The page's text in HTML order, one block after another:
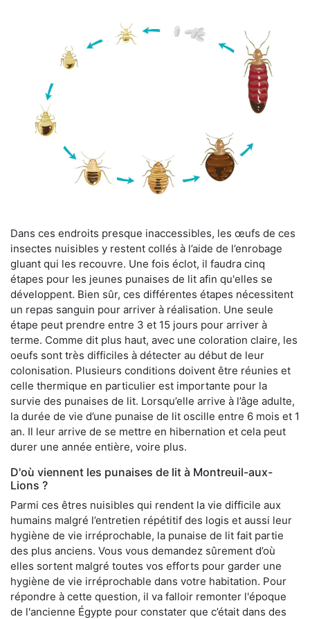
Dans ces endroits presque inaccessibles, les œufs de ces
insectes nuisibles y restent collés à l’aide de l’enrobage
gluant qui les recouvre. Une fois éclot, il faudra cinq
étapes pour les jeunes punaises de lit afin qu'elles se
développent. Bien sûr, ces différentes étapes nécessitent
un repas sanguin pour arriver à réalisation. Une seule
étape peut prendre entre 3 et 15 jours pour arriver à
terme. Comme dit plus haut, avec une coloration claire, les
oeufs sont très difficiles à détecter au début de leur
colonisation. Plusieurs conditions doivent être réunies et
celle thermique en particulier est importante pour la
survie des punaises de lit. Lorsqu’elle arrive à l’âge adulte,
la durée de vie d’une punaise de lit oscille entre 6 mois et 1
an. Il leur arrive de se mettre en hibernation et cela peut
durer une année entière, voire plus.
D'où viennent les punaises de lit à Montreuil-aux-
Lions ?
Parmi ces êtres nuisibles qui rendent la vie difficile aux
humains malgré l’entretien répétitif des logis et aussi leur
hygiène de vie irréprochable, la punaise de lit fait partie
des plus anciens. Vous vous demandez sûrement d’où
elles sortent malgré toutes vos efforts pour garder une
hygiène de vie irréprochable dans votre habitation. Pour
répondre à cette question, il va falloir remonter l'époque
de l'ancienne Égypte pour constater que c’était dans des